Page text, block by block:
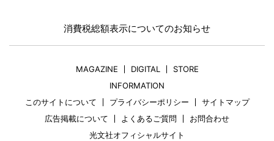
消費税総額表示についてのお知らせ
MAGAZINE DIGITAL
STORE
INFORMATION
このサイトについて
プライバシーポリシー
サイトマップ
広告掲載について
よくあるご質問
お問合わせ
光文社オフィシャルサイト